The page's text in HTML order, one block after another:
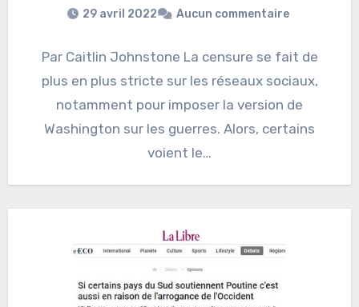
29 avril 2022 Aucun commentaire
Par Caitlin Johnstone La censure se fait de
plus en plus stricte sur les réseaux sociaux,
notamment pour imposer la version de
Washington sur les guerres. Alors, certains
voient le…